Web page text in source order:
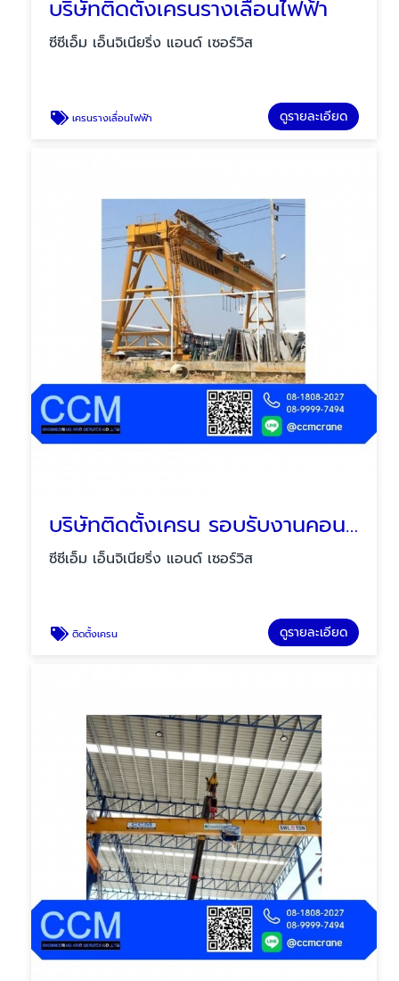
บริษัทติดตั้งเครนรางเลื่อนไฟฟ้า
ซีซีเอ็ม เอ็นจิเนียริ่ง แอนด์ เซอร์วิส
เครนรางเลื่อนไฟฟ้า ดูรายละเอียด
บริษัทติดตั้งเครน รอบรับงานคอนกรีต
ซีซีเอ็ม เอ็นจิเนียริ่ง แอนด์ เซอร์วิส
ติดตั้งเครน ดูรายละเอียด